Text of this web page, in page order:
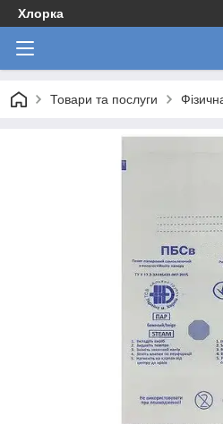
Хлорка
Товари та послуги